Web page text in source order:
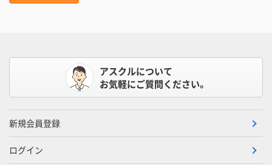
アスクルについて
お気軽にご質問ください。
新規会員登録
ログイン